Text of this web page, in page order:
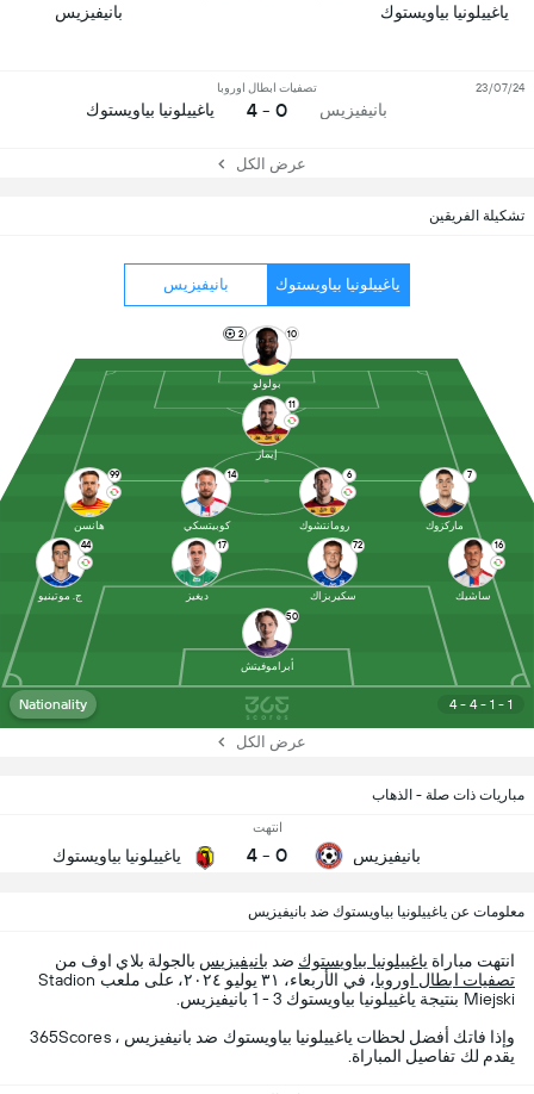
مباريات ذات صلة - الذهاب
بانيفيزيس
انتهت
0
-
4 ياغييلونيا بياويستوك
تشكيلة الفريقين
ياغييلونيا بياويستوك بانيفيزيس
4 - 4 - 1 - 1
Nationality
50
أبراموفيتش
44
ج. موتينيو
17
ديغيز
72
سكيربزاك
16
ساشيك
99
هانسن
14
كوبيتسكي
6
رومانتشوك
7
ماركزوك
11
إيماز
10
2
بولولو
عرض الكل
ياغييلونيا بياويستوك بانيفيزيس
بانيفيزيس
تصفيات ابطال اوروبا
0 - 4 ياغييلونيا بياويستوك
23/07/24
عرض الكل
معلومات عن ياغييلونيا بياويستوك ضد بانيفيزيس
انتهت مباراة ياغييلونيا بياويستوك ضد بانيفيزيس بالجولة بلاي اوف من
تصفيات ابطال اوروبا
، في الأربعاء، ٣١ يوليو ٢٠٢٤، على ملعب Stadion
Miejski بنتيجة ياغييلونيا بياويستوك 3 - 1 بانيفيزيس.
وإذا فاتك أفضل لحظات ياغييلونيا بياويستوك ضد بانيفيزيس ، 365Scores
يقدم لك تفاصيل المباراة.